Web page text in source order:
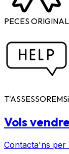
PECES
T'ASSESSOREM
Vols
Contacta'ns per